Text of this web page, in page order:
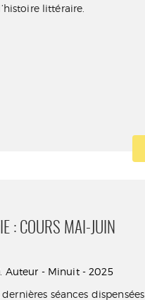
littéraire.
: COURS MAI-JUIN
Auteur - Minuit - 2025
séances dispensées